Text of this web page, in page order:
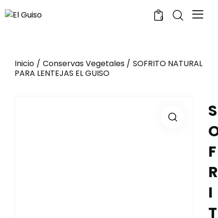
0
Inicio Conservas Vegetales
SOFRITO NATURAL
PARA LENTEJAS EL GUISO
S
F
R
I
T